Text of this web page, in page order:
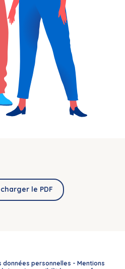
le PDF
données personnelles - Mentions